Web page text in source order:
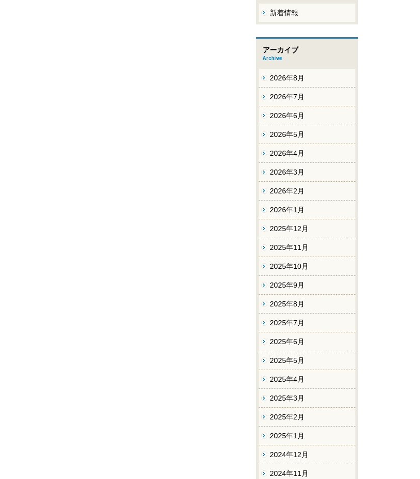
新着情報
アーカイブ
Archive
2026年8月
2026年7月
2026年6月
2026年5月
2026年4月
2026年3月
2026年2月
2026年1月
2025年12月
2025年11月
2025年10月
2025年9月
2025年8月
2025年7月
2025年6月
2025年5月
2025年4月
2025年3月
2025年2月
2025年1月
2024年12月
2024年11月